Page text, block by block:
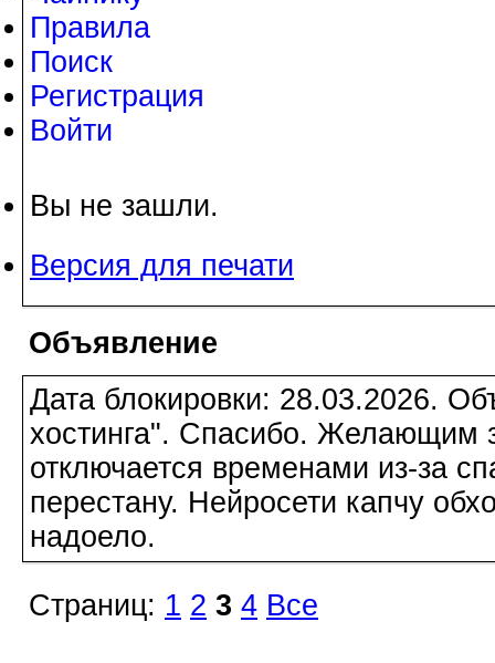
Правила
Поиск
Регистрация
Войти
Вы не зашли.
Версия для печати
Объявление
Дата блокировки: 28.03.2026.
хостинга". Спасибо. Желающим
отключается временами из-за
перестану. Нейросети капчу
надоело.
Страниц: 1 2 3 4 Все